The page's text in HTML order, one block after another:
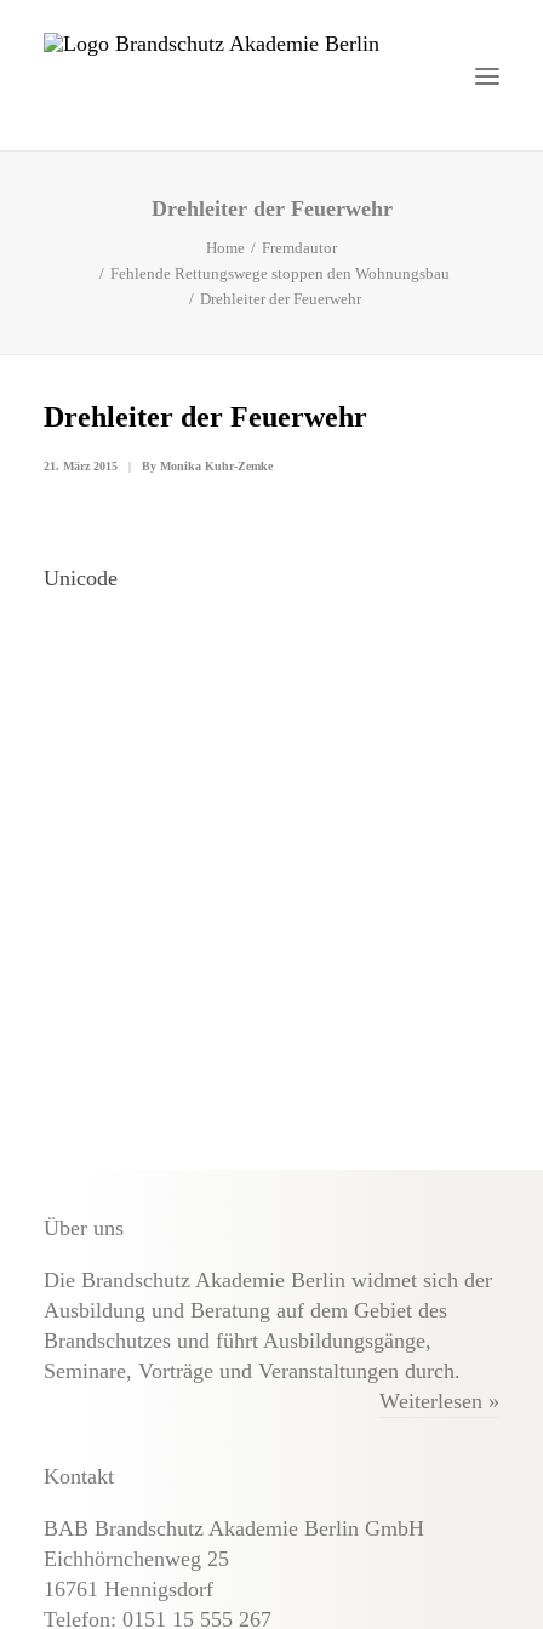
Aktuelles
Über uns
Externe Brandschutz-Beauftragte
Drehleiter der Feuerwehr
Home
Fremdautor
Fehlende Rettungswege stoppen den Wohnungsbau
Drehleiter der Feuerwehr
Drehleiter der Feuerwehr
21. März 2015 | By Monika Kuhr-Zemke
Unicode
Über uns
Die Brandschutz Akademie Berlin widmet sich der
Ausbildung und Beratung auf dem Gebiet des
Brandschutzes und führt Ausbildungsgänge,
Seminare, Vorträge und Veranstaltungen durch.
Weiterlesen »
Kontakt
BAB Brandschutz Akademie Berlin GmbH
Eichhörnchenweg 25
16761 Hennigsdorf
Telefon: 0151 15 555 267